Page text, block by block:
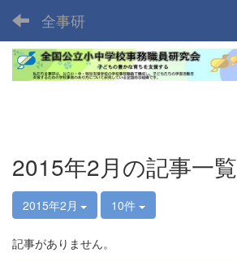
全事研
2015年2月の記事一覧
2015年2月 10件
記事がありません。